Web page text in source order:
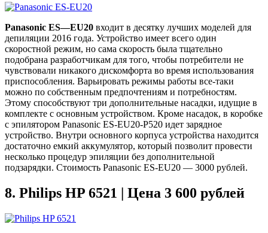
Panasonic ES—EU20 входит в десятку лучших моделей для
депиляции 2016 года. Устройство имеет всего один
скоростной режим, но сама скорость была тщательно
подобрана разработчикам для того, чтобы потребители не
чувствовали никакого дискомфорта во время использования
приспособления. Варьировать режимы работы все-таки
можно по собственным предпочтениям и потребностям.
Этому способствуют три дополнительные насадки, идущие в
комплекте с основным устройством. Кроме насадок, в коробке
с эпилятором Panasonic ES-EU20-P520 идет зарядное
устройство. Внутри основного корпуса устройства находится
достаточно емкий аккумулятор, который позволит провести
несколько процедур эпиляции без дополнительной
подзарядки. Стоимость Panasonic ES-EU20 — 3000 рублей.
8. Philips HP 6521 | Цена 3 600 рублей